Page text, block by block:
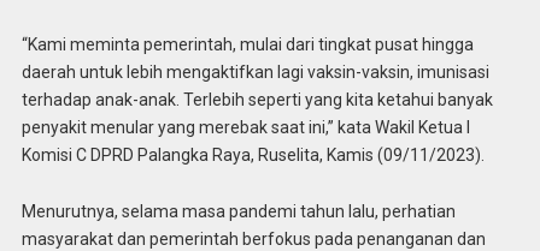
“Kami meminta pemerintah, mulai dari tingkat pusat hingga
daerah untuk lebih mengaktifkan lagi vaksin-vaksin, imunisasi
terhadap anak-anak. Terlebih seperti yang kita ketahui banyak
penyakit menular yang merebak saat ini,” kata Wakil Ketua I
Komisi C DPRD Palangka Raya, Ruselita, Kamis (09/11/2023).
Menurutnya, selama masa pandemi tahun lalu, perhatian
masyarakat dan pemerintah berfokus pada penanganan dan